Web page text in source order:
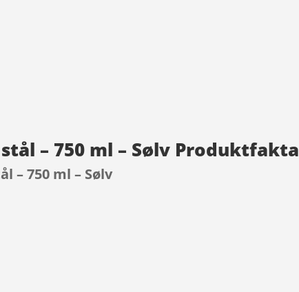
– 750 ml – Sølv Produktfakta
– 750 ml – Sølv